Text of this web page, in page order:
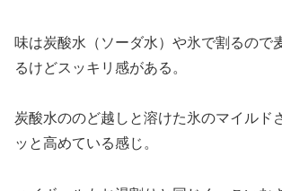
味は炭酸水（ソーダ水）や氷で割るので
るけどスッキリ感がある。
炭酸水ののど越しと溶けた氷のマイルド
ッと高めている感じ。